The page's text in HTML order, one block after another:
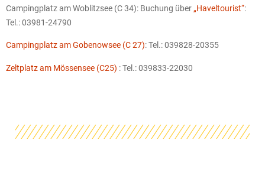
Campingplatz am Woblitzsee (C 34): Buchung über „Haveltourist“:
Tel.: 03981-24790
Campingplatz am Gobenowsee (C 27): Tel.: 039828-20355
Zeltplatz am Mössensee (C25) : Tel.: 039833-22030